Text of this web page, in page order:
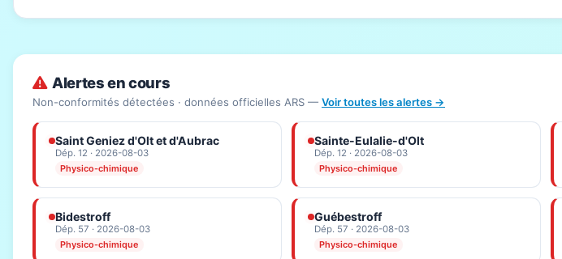
Alertes en cours
Non-conformités détectées · données officielles ARS — Voir toutes les alertes →
Saint Geniez d'Olt et d'Aubrac
Dép. 12 · 2026-08-03
Physico-chimique
Sainte-Eulalie-d'Olt
Dép. 12 · 2026-08-03
Physico-chimique
Bidestroff
Dép. 57 · 2026-08-03
Physico-chimique
Guébestroff
Dép. 57 · 2026-08-03
Physico-chimique